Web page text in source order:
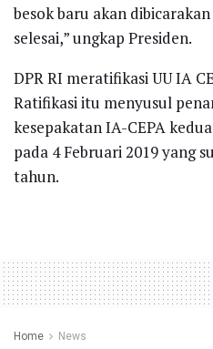
besok baru akan
selesai,” ungkap Presiden.
DPR RI meratifikasi UU IA
Ratifikasi itu menyusul
kesepakatan IA-CEPA
pada 4 Februari 2019 yang
tahun.
Home News